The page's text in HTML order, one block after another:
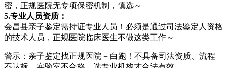
密，正规医院无专项保密机制，慎选～
5.专业人员资质：
会昌县亲子鉴定需持证专业人员！必须是通过司法鉴定人资格
的技术人员，正规医院临床医生不做这类工作～
警示：亲子鉴定找正规医院 = 白跑！不具备司法资质、流程